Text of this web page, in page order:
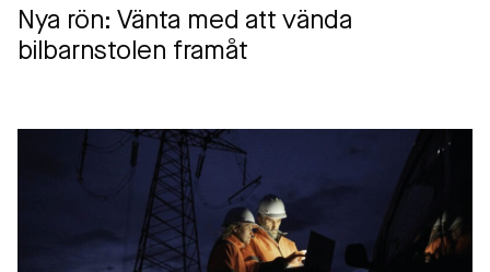
Nya rön: Vänta med att vända
bilbarnstolen framåt